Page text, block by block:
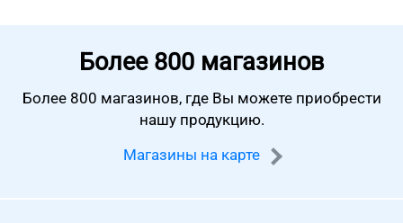
Более 800 магазинов
Более 800 магазинов, где Вы можете приобрести
нашу продукцию.
Магазины на карте